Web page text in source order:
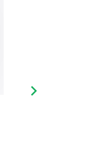
Next slide